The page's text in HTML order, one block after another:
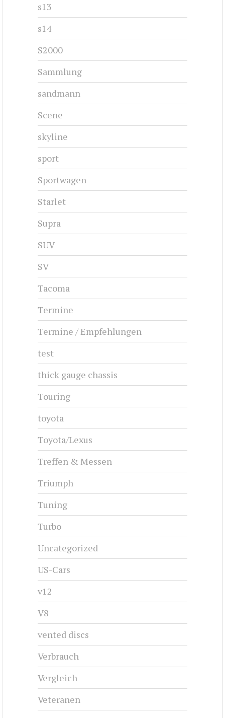
s13
s14
S2000
Sammlung
sandmann
Scene
skyline
sport
Sportwagen
Starlet
Supra
SUV
SV
Tacoma
Termine
Termine / Empfehlungen
test
thick gauge chassis
Touring
toyota
Toyota/Lexus
Treffen & Messen
Triumph
Tuning
Turbo
Uncategorized
US-Cars
v12
V8
vented discs
Verbrauch
Vergleich
Veteranen